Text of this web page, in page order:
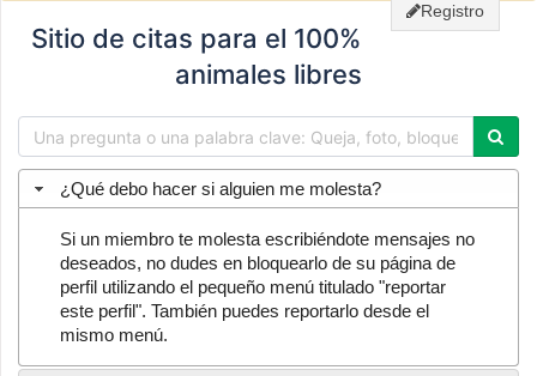
Registro
Sitio de citas para el 100%
animales libres
¿Qué debo hacer si alguien me molesta?
Si un miembro te molesta escribiéndote mensajes no
deseados, no dudes en bloquearlo de su página de
perfil utilizando el pequeño menú titulado "reportar
este perfil". También puedes reportarlo desde el
mismo menú.